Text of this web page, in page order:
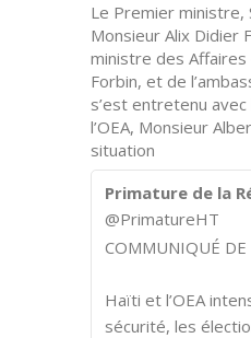
Le Premier ministre,
Monsieur Alix Didier
ministre des
Forbin, et de
s’est entretenu
l’OEA, Monsieur
situation
Primature de la
@PrimatureHT
COMMUNIQUÉ DE
Haïti et l’OEA
sécurité, les